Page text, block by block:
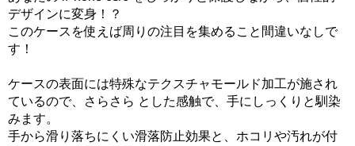
デザインに変身！？
このケースを使えば周りの注目を集めること間違いなしで
す！
ケースの表面には特殊なテクスチャモールド加工が施され
ているので、さらさら とした感触で、手にしっくりと馴染
みます。
手から滑り落ちにくい滑落防止効果と、ホコリや汚れが付